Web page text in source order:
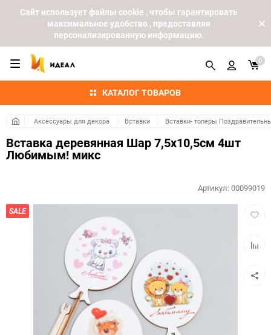
Cайт использует файлы cookie , чтобы гарантировать
максимальное удобство , предоставляя
персонализированную информацию.
КАТАЛОГ ТОВАРОВ
0
Аксессуары для декора Вставки Вставки- топеры
Вставка деревянная Шар 7,5х10,5см 4шт
Любимым! микс
SALE
Артикул:00099019